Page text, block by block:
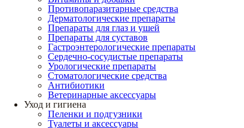
Противопаразитарные средства
Дерматологические препараты
Препараты для глаз и ушей
Препараты для суставов
Гастроэнтерологические препараты
Сердечно-сосудистые препараты
Урологические препараты
Стоматологические средства
Антибиотики
Ветеринарные аксессуары
Уход и гигиена
Пеленки и подгузники
Туалеты и аксессуары